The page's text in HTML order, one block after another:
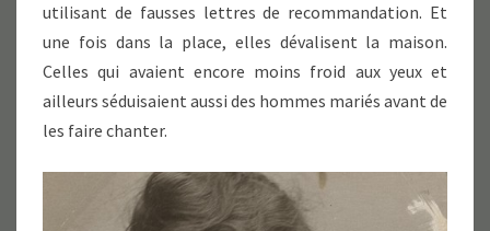
utilisant de fausses lettres de recommandation. Et
une fois dans la place, elles dévalisent la maison.
Celles qui avaient encore moins froid aux yeux et
ailleurs séduisaient aussi des hommes mariés avant de
les faire chanter.